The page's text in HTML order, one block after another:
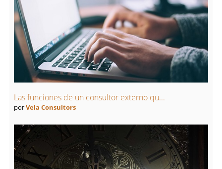
Las funciones de un consultor externo qu...
porVela Consultors